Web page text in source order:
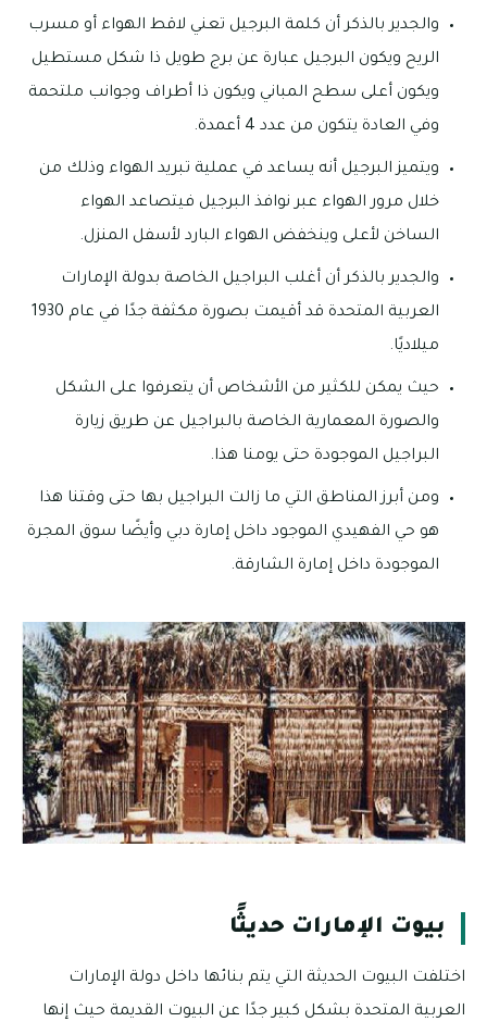
والجدير بالذكر أن كلمة البرجيل تعني لاقط الهواء أو مسرب
الريح ويكون البرجيل عبارة عن برج طويل ذا شكل مستطيل
ويكون أعلى سطح المباني ويكون ذا أطراف وجوانب ملتحمة
وفي العادة يتكون من عدد 4 أعمدة.
ويتميز البرجيل أنه يساعد في عملية تبريد الهواء وذلك من
خلال مرور الهواء عبر نوافذ البرجيل فيتصاعد الهواء
الساخن لأعلى وينخفض الهواء البارد لأسفل المنزل.
والجدير بالذكر أن أغلب البراجيل الخاصة بدولة الإمارات
العربية المتحدة قد أقيمت بصورة مكثفة جدًا في عام 1930
ميلاديًا.
حيث يمكن للكثير من الأشخاص أن يتعرفوا على الشكل
والصورة المعمارية الخاصة بالبراجيل عن طريق زيارة
البراجيل الموجودة حتى يومنا هذا.
ومن أبرز المناطق التي ما زالت البراجيل بها حتى وقتنا هذا
هو حي الفهيدي الموجود داخل إمارة دبي وأيضًا سوق المجرة
الموجودة داخل إمارة الشارقة.
بيوت الإمارات حديثًا
اختلفت البيوت الحديثة التي يتم بنائها داخل دولة الإمارات
العربية المتحدة بشكل كبير جدًا عن البيوت القديمة حيث إنها